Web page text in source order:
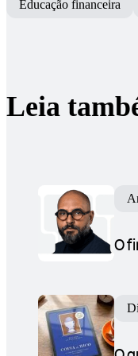
Educação financeira
Leia
O